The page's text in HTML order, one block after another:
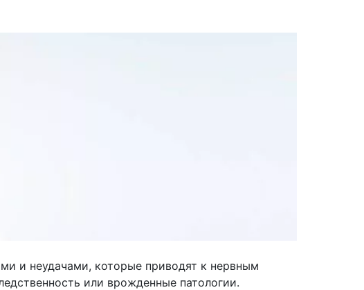
и неудачами, которые приводят к нервным
или врожденные патологии.